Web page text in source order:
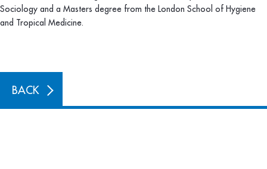
Sociology and a Masters degree from the London School of Hygiene
and Tropical Medicine.
BACK